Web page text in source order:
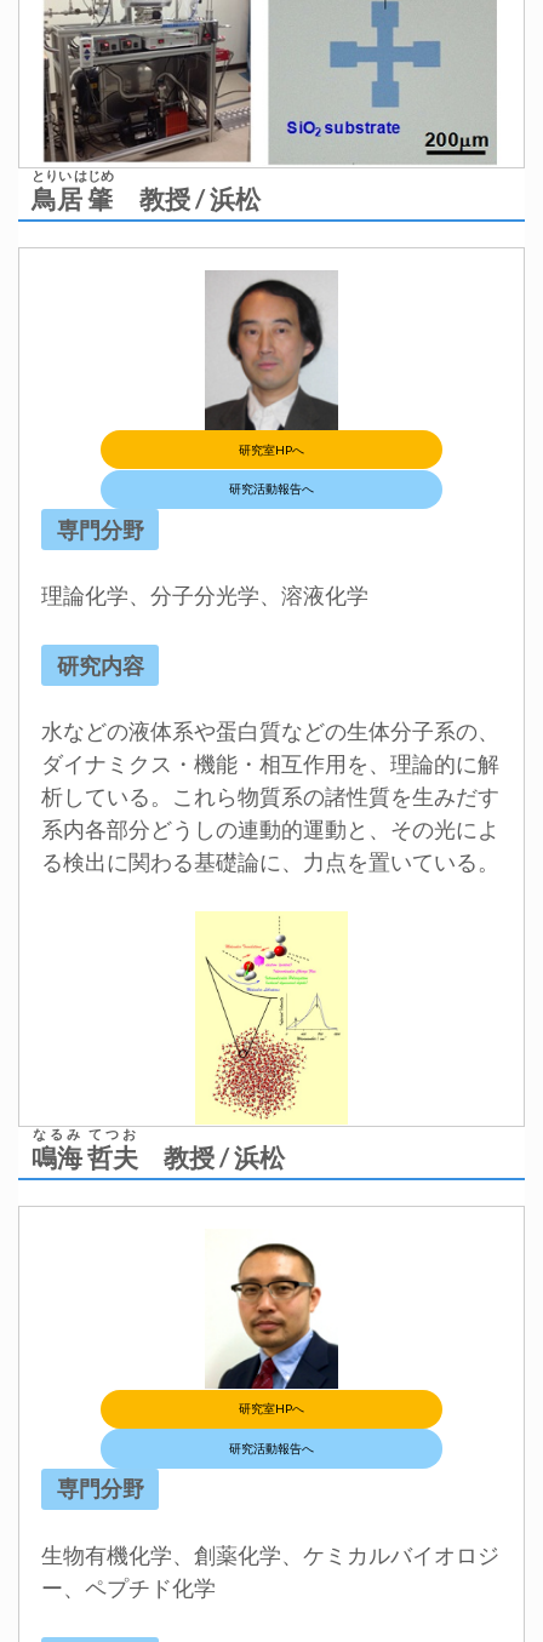
鳥居 肇
とりい はじめ
教授 / 浜松
研究室HPへ
研究活動報告へ
専門分野
理論化学、分子分光学、溶液化学
研究内容
水などの液体系や蛋白質などの生体分子系の、
ダイナミクス・機能・相互作用を、理論的に解
析している。これら物質系の諸性質を生みだす
系内各部分どうしの連動的運動と、その光によ
る検出に関わる基礎論に、力点を置いている。
鳴海 哲夫
なるみ てつお
教授 / 浜松
研究室HPへ
研究活動報告へ
専門分野
生物有機化学、創薬化学、ケミカルバイオロジ
ー、ペプチド化学